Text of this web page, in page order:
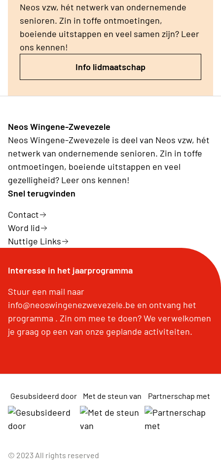
Neos vzw, hét netwerk van ondernemende
senioren. Zin in toffe ontmoetingen,
boeiende uitstappen en veel samen zijn? Leer
ons kennen!
Info lidmaatschap
Neos Wingene-Zwevezele
Neos Wingene-Zwevezele is deel van Neos vzw, hét
netwerk van ondernemende senioren. Zin in toffe
ontmoetingen, boeiende uitstappen en veel
gezelligheid? Leer ons kennen!
Snel terugvinden
Contact
Word lid
Nuttige Links
Interesse in het jaarprogramma
Stuur een mail naar
info@neoswingenezwevezele.be en ontvang het
programma . Zin om mee te doen? We verwelkomen
je graag op een van onze geplande activiteiten.
Gesubsideerd door Met de steun van Partnerschap met
© 2023 All rights reserved